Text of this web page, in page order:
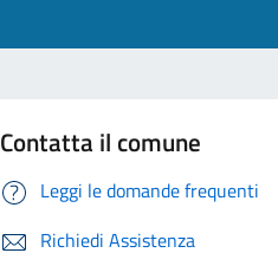
Contatta il comune
Leggi le domande frequenti
Richiedi Assistenza